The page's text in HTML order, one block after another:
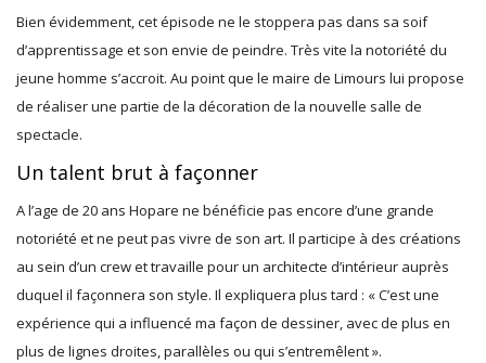
Bien évidemment, cet épisode ne le stoppera pas dans sa soif
d’apprentissage et son envie de peindre. Très vite la notoriété du
jeune homme s’accroit. Au point que le maire de Limours lui propose
de réaliser une partie de la décoration de la nouvelle salle de
spectacle.
Un talent brut à façonner
A l’age de 20 ans Hopare ne bénéficie pas encore d’une grande
notoriété et ne peut pas vivre de son art. Il participe à des créations
au sein d’un crew et travaille pour un architecte d’intérieur auprès
duquel il façonnera son style. Il expliquera plus tard : « C’est une
expérience qui a influencé ma façon de dessiner, avec de plus en
plus de lignes droites, parallèles ou qui s’entremêlent ».